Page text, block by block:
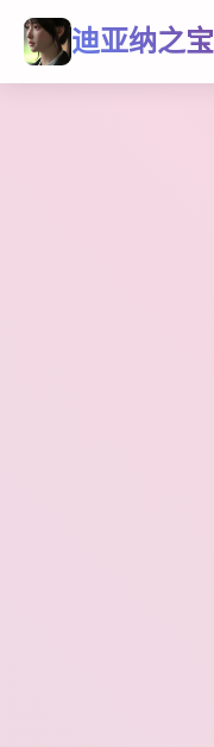
迪亚纳之宝